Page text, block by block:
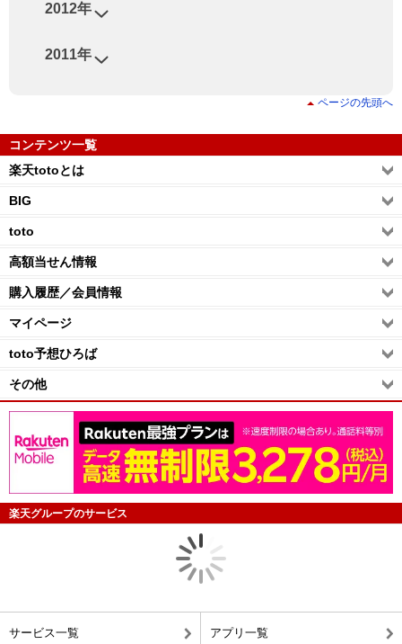
2011年
2012年
ページの先頭へ
コンテンツ一覧
楽天totoとは
BIG
toto
高額当せん情報
購入履歴／会員情報
マイページ
toto予想ひろば
その他
楽天グループのサービス
楽天toto